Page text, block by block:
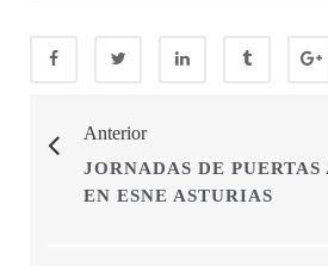
Anterior
JORNADAS DE PUERTAS
EN ESNE ASTURIAS